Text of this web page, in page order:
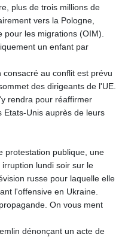
plus de trois millions de
vers la Pologne,
les migrations (OIM).
un enfant par
au conflit est prévu
des dirigeants de l'UE.
rendra pour réaffirmer
Unis auprès de leurs
protestation publique, une
lundi soir sur le
russe pour laquelle elle
l'offensive en Ukraine.
On vous ment
dénonçant un acte de